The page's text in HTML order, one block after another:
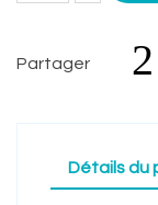
Partager
Détails du